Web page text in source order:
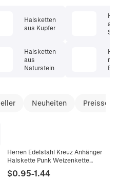
Halsketten
aus Kupfer
Halsketten
aus
Naturstein
mit
Neuheiten
Herren Edelstahl Kreuz Anhänger
Halskette Punk Weizenkette
Schwarz Gold Stahlfarbe Religiöser
Schmuck Für Tägliche Party
$0.95-1.44